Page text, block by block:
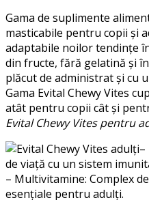
Gama de suplimente
masticabile pentru copii și
adaptabile noilor tendințe
din fructe, fără gelatină și
plăcut de administrat și cu
Gama Evital Chewy Vites
atât pentru copii cât și
Evital Chewy Vites pentru
–
de viață cu un sistem
– Multivitamine: Complex
esențiale